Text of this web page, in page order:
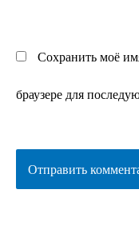
Сохранить моё
браузере для